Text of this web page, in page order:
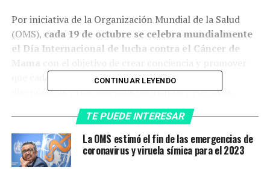
Por iniciativa de la Organización Mundial de la Salud
(OMS), cada 19 de octubre se celebra mundialmente
el Día Internacional de lucha contra el Cáncer de
que cada vez más mujeres accedan a controles,
diagnósticos y tratamientos oportunos y efectivos.
“En la psicooncología estamos muy atentos, entre otras
cuestiones, a los sistemas de creencias de las y los
pacientes, que además nos lleva a mirar el contexto
social”, dijo a Télam la docente y psicóloga especializada
CONTINUAR LEYENDO
TE PUEDE INTERESAR
La OMS estimó el fin de las emergencias de
coronavirus y viruela símica para el 2023